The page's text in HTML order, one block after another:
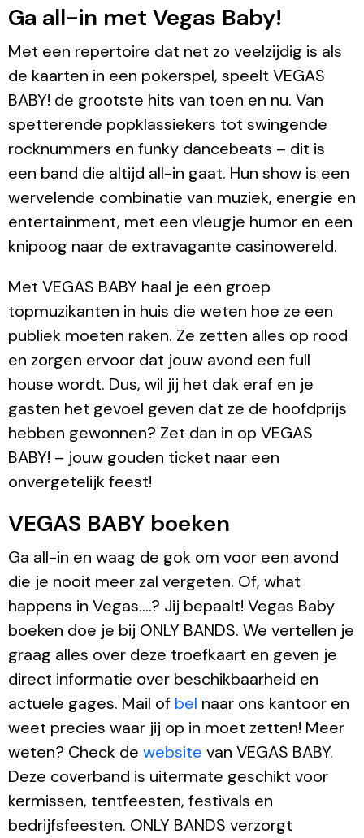
Ga all-in met Vegas Baby!
Met een repertoire dat net zo veelzijdig is als
de kaarten in een pokerspel, speelt VEGAS
BABY! de grootste hits van toen en nu. Van
spetterende popklassiekers tot swingende
rocknummers en funky dancebeats – dit is
een band die altijd all-in gaat. Hun show is een
wervelende combinatie van muziek, energie en
entertainment, met een vleugje humor en een
knipoog naar de extravagante casinowereld.
Met VEGAS BABY haal je een groep
topmuzikanten in huis die weten hoe ze een
publiek moeten raken. Ze zetten alles op rood
en zorgen ervoor dat jouw avond een full
house wordt. Dus, wil jij het dak eraf en je
gasten het gevoel geven dat ze de hoofdprijs
hebben gewonnen? Zet dan in op VEGAS
BABY! – jouw gouden ticket naar een
onvergetelijk feest!
VEGAS BABY boeken
Ga all-in en waag de gok om voor een avond
die je nooit meer zal vergeten. Of, what
happens in Vegas….? Jij bepaalt! Vegas Baby
boeken doe je bij ONLY BANDS. We vertellen je
graag alles over deze troefkaart en geven je
direct informatie over beschikbaarheid en
actuele gages. Mail of bel naar ons kantoor en
weet precies waar jij op in moet zetten! Meer
weten? Check de website van VEGAS BABY.
Deze coverband is uitermate geschikt voor
kermissen, tentfeesten, festivals en
bedrijfsfeesten. ONLY BANDS verzorgt